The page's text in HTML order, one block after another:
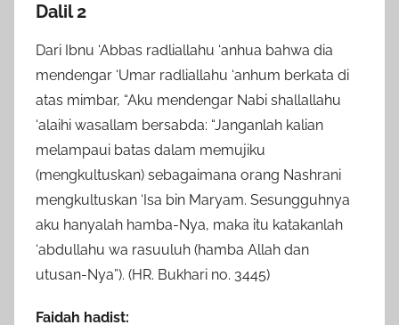
Dalil 2
Dari Ibnu ‘Abbas radliallahu ‘anhua bahwa dia
mendengar ‘Umar radliallahu ‘anhum berkata di
atas mimbar, “Aku mendengar Nabi shallallahu
‘alaihi wasallam bersabda: “Janganlah kalian
melampaui batas dalam memujiku
(mengkultuskan) sebagaimana orang Nashrani
mengkultuskan ‘Isa bin Maryam. Sesungguhnya
aku hanyalah hamba-Nya, maka itu katakanlah
‘abdullahu wa rasuuluh (hamba Allah dan
utusan-Nya”). (HR. Bukhari no. 3445)
Faidah hadist: